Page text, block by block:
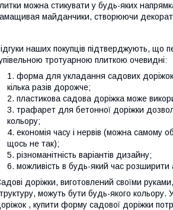
можна стикувати у будь-яких
майданчики, створюючи
наших покупців підтверджують, що
тротуарною плиткою очевидні:
форма для укладання садових доріжок
кілька разів дорожче;
пластикова садова доріжка може
трафарет для бетонної доріжки
кольору;
економія часу і нервів (можна самому
щось не так);
різноманітність варіантів дизайну;
можливість в будь-який час розширити
доріжки, виготовлений своїми
можуть бути будь-якого
, купити форму садової доріжки